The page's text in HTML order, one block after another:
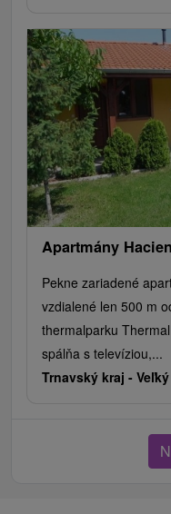
Apartmány
Pekne zariadené
vzdialené len 500 m
thermalparku
spálňa s televíziou,...
Trnavský kraj -